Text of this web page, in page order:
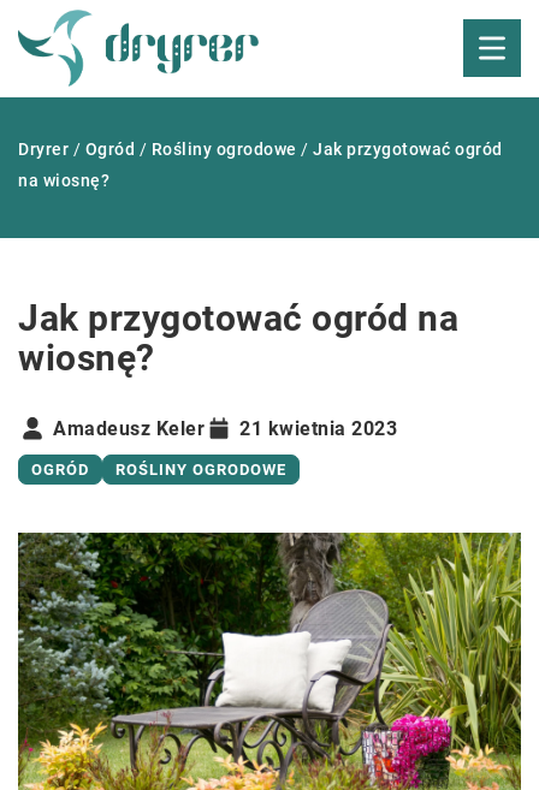
Dryrer / Ogród / Rośliny ogrodowe / Jak przygotować ogród
na wiosnę?
Jak przygotować ogród na
wiosnę?
Amadeusz Keler 21 kwietnia 2023
OGRÓD ROŚLINY OGRODOWE